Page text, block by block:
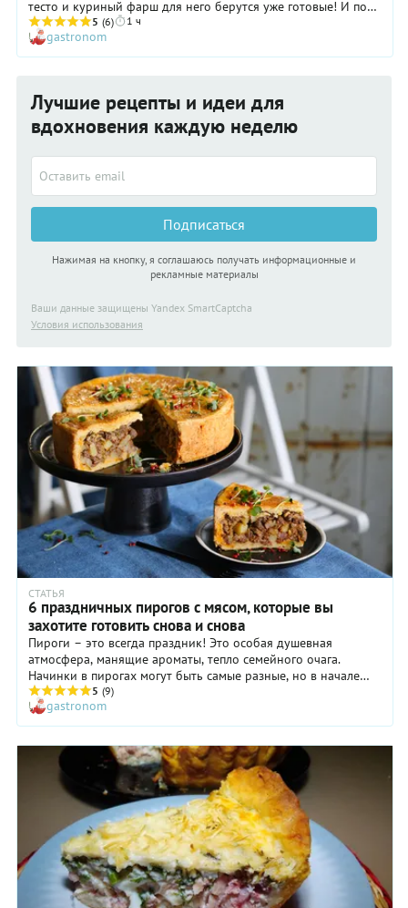
тесто и куриный фарш для него берутся уже готовые! И по
сути единственное, что нужно сделать для правильного
вкуса выпечки — это заранее вынуть тесто из морозильника,
чтобы оно не только разморозилось, но и успело
нарезанное на пласты — лучше сразу, пока они еще
замерзшие — разделить их. Подробный пошаговый рецепт
пирога с куриным фаршем в духовке из слоеного теста ждет
вас ниже.
5 (6) 1 ч
gastronom
Лучшие рецепты и идеи для
вдохновения каждую неделю
Подписаться
Нажимая на кнопку, я соглашаюсь получать информационные и
рекламные материалы
Ваши данные защищены Yandex SmartCaptcha
Условия использования
СТАТЬЯ
6 праздничных пирогов с мясом, которые вы
захотите готовить снова и снова
Пироги – это всегда праздник! Это особая душевная
атмосфера, манящие ароматы, тепло семейного очага.
Начинки в пирогах могут быть самые разные, но в начале
зимы нам больше нравятся пироги с мясом, они лучше всего
подходят к сезону.
5 (9)
gastronom